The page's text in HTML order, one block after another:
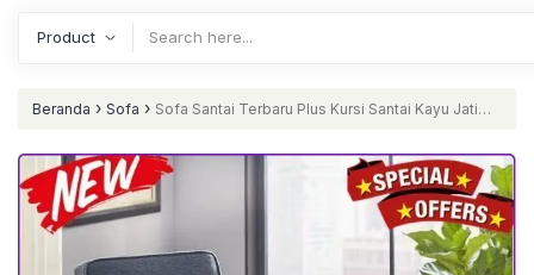
Beranda › Sofa › Sofa Santai Terbaru Plus Kursi Santai Kayu Jati